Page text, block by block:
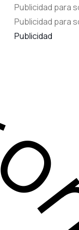
Publicidad para
Publicidad para
Publicidad